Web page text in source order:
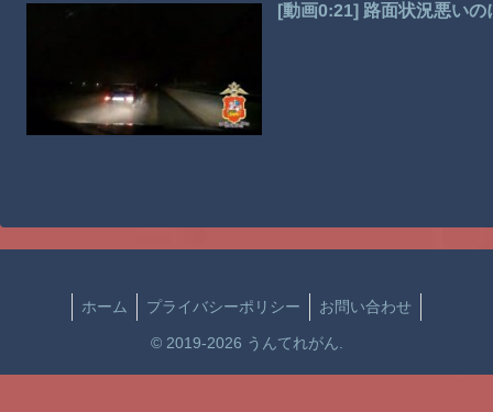
[動画0:21] 路面状況悪い
ホーム プライバシーポリシー お問い合わせ
© 2019-2026 うんてれがん.